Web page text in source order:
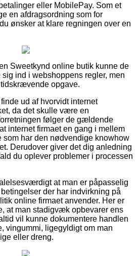
eller MobilePay. Som et
en afdragsordning som for
ønsker at klare regningen over en
Sweetkynd online butik kunne de
ind i webshoppens regler, men
opgave.
ud af hvorvidt internet
da det skulle være en
følger de gældende
internet firmaet en gang i mellem
som har den nødvendige knowhow
Derudover giver det dig anledning
du oplever problemer i processen
at man er påpasselig
der har indvirkning på
online firmaet anvender. Her er
at man stadigvæk opbevarer ens
vil kunne dokumentere handlen
vingummi, ligegyldigt om man
eller dreng.